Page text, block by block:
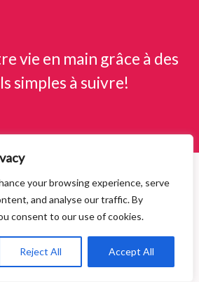
your browsing experience, serve
and analyse our traffic. By
consent to our use of cookies.
Reject All Accept All
vie en main grâce à des
simples à suivre!
© 2026 oregime.fr
Générales d’Utilisation
Légales
de Confidentialité